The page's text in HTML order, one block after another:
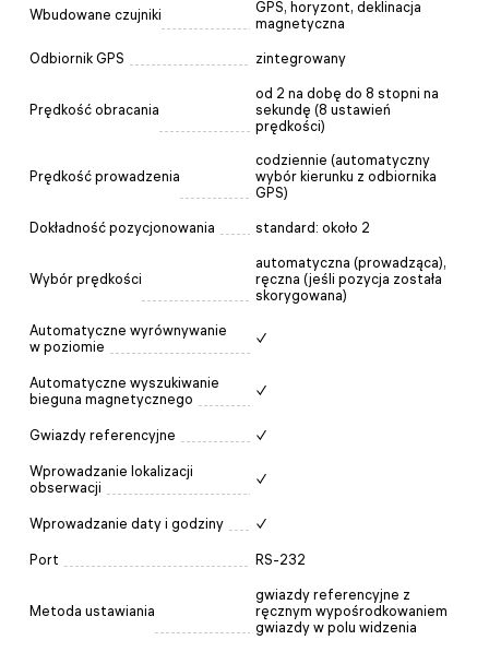
Wbudowane czujniki
GPS, horyzont, deklinacja
magnetyczna
Odbiornik GPS zintegrowany
Prędkość obracania
od 2 na dobę do 8 stopni na
sekundę (8 ustawień
prędkości)
Prędkość prowadzenia
codziennie (automatyczny
wybór kierunku z odbiornika
GPS)
Dokładność pozycjonowania standard: około 2
Wybór prędkości
automatyczna (prowadząca),
ręczna (jeśli pozycja została
skorygowana)
Automatyczne wyrównywanie
w poziomie
✓
Automatyczne wyszukiwanie
bieguna magnetycznego
✓
Gwiazdy referencyjne ✓
Wprowadzanie lokalizacji
obserwacji
✓
Wprowadzanie daty i godziny ✓
Port RS-232
Metoda ustawiania
gwiazdy referencyjne z
ręcznym wypośrodkowaniem
gwiazdy w polu widzenia